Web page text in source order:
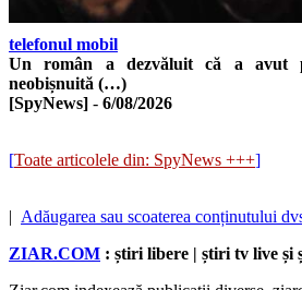
telefonul mobil
Un român a dezvăluit că a avut
neobișnuită (…)
[SpyNews] - 6/08/2026
[Toate articolele din: SpyNews +++]
| Adăugarea sau scoaterea conținutului
ZIAR.COM : știri libere | știri tv live și